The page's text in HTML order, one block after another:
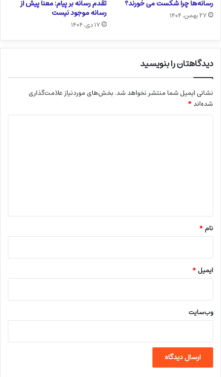
رسانه‌ها چرا شکست می خورند؟
۲۷ بهمن, ۱۴۰۴
تقدم رسانه بر پیام: معنا پیش از
رسانه موجود نیست
۱۷ دی, ۱۴۰۴
دیدگاهتان را بنویسید
نشانی ایمیل شما منتشر نخواهد شد. بخش‌های موردنیاز علامت‌گذاری
شده‌اند*
نام*
ایمیل*
وب‌سایت